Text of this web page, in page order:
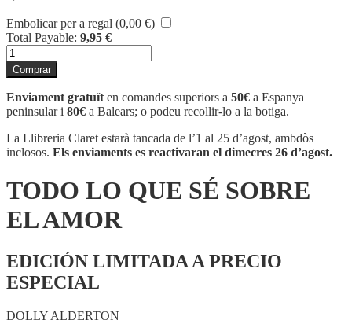
Embolicar per a regal (0,00 €)
Total Payable: 9,95 €
quantitat
de
TODO
LO
QUE
SÉ
SOBRE
EL
Comprar
Enviament gratuït en comandes superiors a 50€ a Espanya
peninsular i 80€ a Balears; o podeu recollir-lo a la botiga.
La Llibreria Claret estarà tancada de l’1 al 25 d’agost, ambdòs
inclosos. Els enviaments es reactivaran el dimecres 26 d’agost.
TODO LO QUE SÉ SOBRE
EL AMOR
EDICIÓN LIMITADA A PRECIO
ESPECIAL
DOLLY ALDERTON